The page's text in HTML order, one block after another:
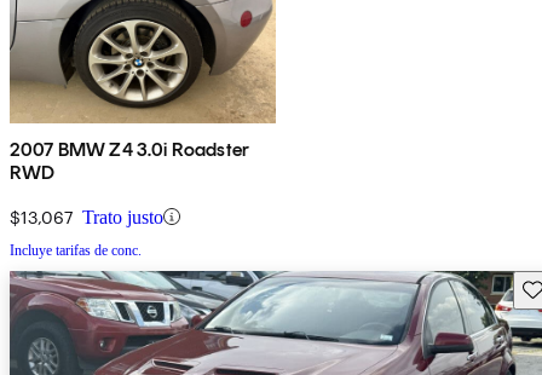
2007 BMW Z4 3.0i Roadster
RWD
$13,067 Trato justo
Incluye tarifas de conc.